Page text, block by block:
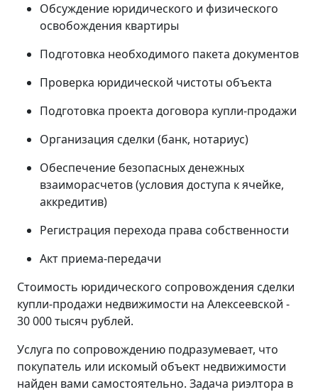
Обсуждение юридического и физического
освобождения квартиры
Подготовка необходимого пакета документов
Проверка юридической чистоты объекта
Подготовка проекта договора купли-продажи
Организация сделки (банк, нотариус)
Обеспечение безопасных денежных
взаиморасчетов (условия доступа к ячейке,
аккредитив)
Регистрация перехода права собственности
Акт приема-передачи
Стоимость юридического сопровождения сделки
купли-продажи недвижимости на Алексеевской -
30 000 тысяч рублей.
Услуга по сопровождению подразумевает, что
покупатель или искомый объект недвижимости
найден вами самостоятельно. Задача риэлтора в